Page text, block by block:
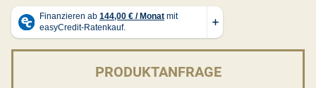
PRODUKTANFRAGE